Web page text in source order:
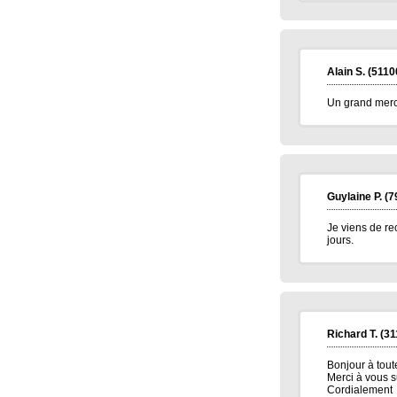
Alain S.
Un grand
Guylaine P.
Je viens de
jours.
Richard T.
Bonjour à
Merci à vous
Cordialement